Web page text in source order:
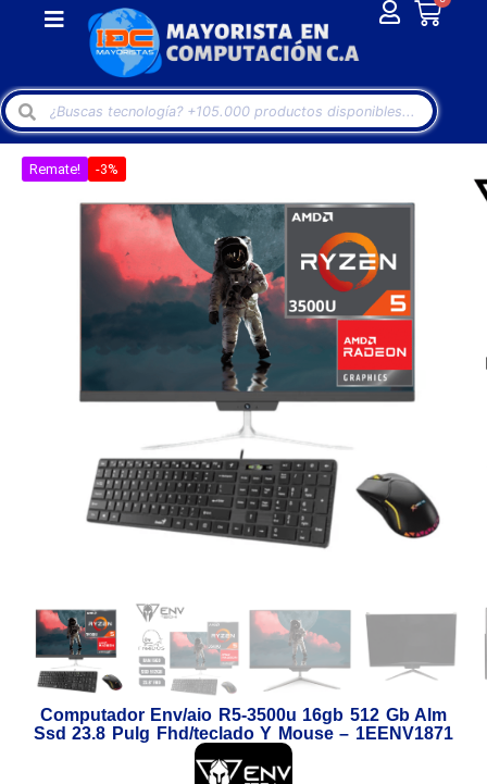
Remate! -3%
Computador Env/aio R5-3500u 16gb 512 Gb Alm
Ssd 23.8 Pulg Fhd/teclado Y Mouse – 1EENV1871